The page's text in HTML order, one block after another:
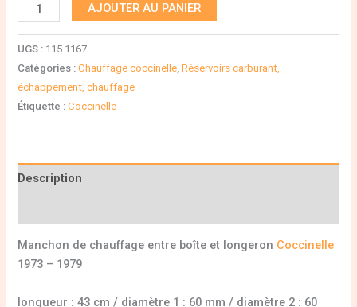
AJOUTER AU PANIER
UGS : 115 1167
Catégories :Chauffage coccinelle,Réservoirs carburant,
échappement, chauffage
Étiquette :Coccinelle
Description
Manchon de chauffage entre boîte et longeron Coccinelle
1973 – 1979
longueur : 43 cm / diamètre 1 : 60 mm / diamètre 2 : 60